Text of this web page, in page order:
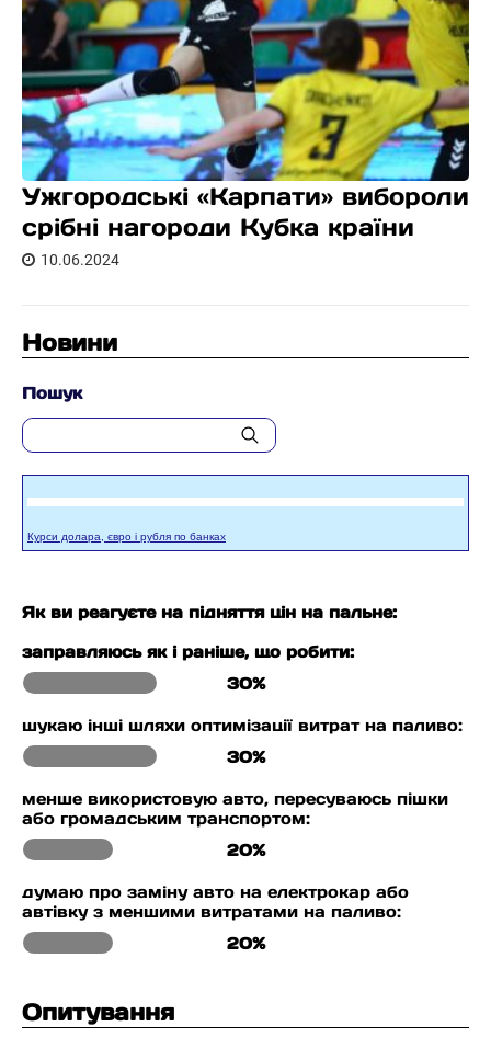
Ужгородські «Карпати» вибороли
срібні нагороди Кубка країни
10.06.2024
Новини
Пошук
Курси долара, євро і рубля по банках
Як ви реагуєте на підняття цін на пальне:
заправляюсь як і раніше, що робити:
30%
шукаю інші шляхи оптимізації витрат на паливо:
30%
менше використовую авто, пересуваюсь пішки
або громадським транспортом:
20%
думаю про заміну авто на електрокар або
автівку з меншими витратами на паливо:
20%
Опитування